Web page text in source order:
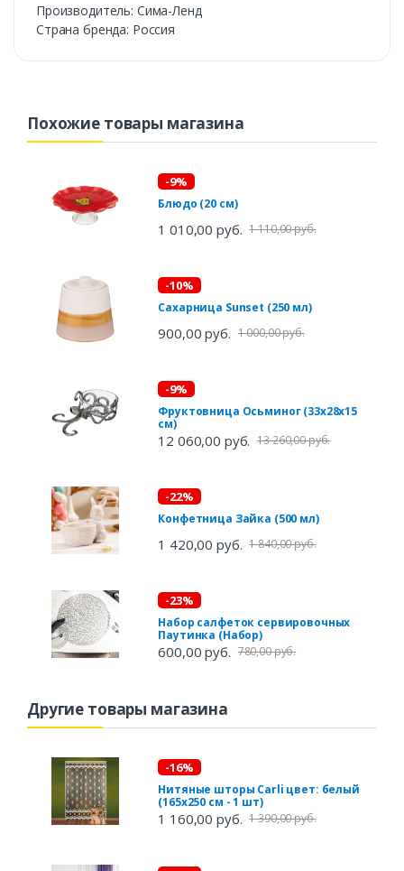
Производитель: Сима-Ленд
Страна бренда: Россия
Похожие товары магазина
-9%
Блюдо (20 см)
1 010,00 руб. 1 110,00 руб.
-10%
Сахарница Sunset (250 мл)
900,00 руб. 1 000,00 руб.
-9%
Фруктовница Осьминог (33х28х15
см)
12 060,00 руб. 13 260,00 руб.
-22%
Конфетница Зайка (500 мл)
1 420,00 руб. 1 840,00 руб.
-23%
Набор салфеток сервировочных
Паутинка (Набор)
600,00 руб. 780,00 руб.
Другие товары магазина
-16%
Нитяные шторы Carli цвет: белый
(165х250 см - 1 шт)
1 160,00 руб. 1 390,00 руб.